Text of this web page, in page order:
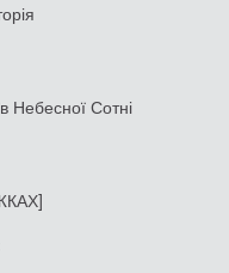
Небесної Сотні